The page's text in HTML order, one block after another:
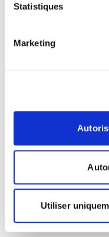
Statistiques
Marketing
Utiliser